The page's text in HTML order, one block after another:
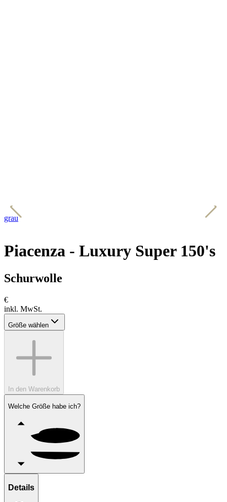
grau
Piacenza - Luxury Super 150's
Schurwolle
€
inkl. MwSt.
Größe wählen
In den Warenkorb
Welche Größe habe ich?
Details